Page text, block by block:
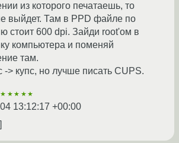
из которого печатаешь, то
выйдет. Там в PPD файле по
стоит 600 dpi. Зайди root'ом в
компьютера и поменяй
там.
-> купс, но лучше писать CUPS.
★★★★★
13:12:17 +00:00